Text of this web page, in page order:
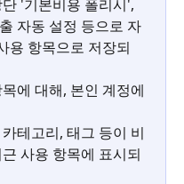
'기본비용 폴리시',
자동 설정 등으로 자
용 항목으로 저장되
에 대해, 본인 계정에
테고리, 태그 등이 비
사용 항목에 표시되